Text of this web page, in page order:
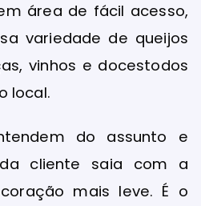
área de fácil acesso,
variedade de queijos
vinhos e docestodos
local.
do assunto e
cliente saia com a
mais leve. É o